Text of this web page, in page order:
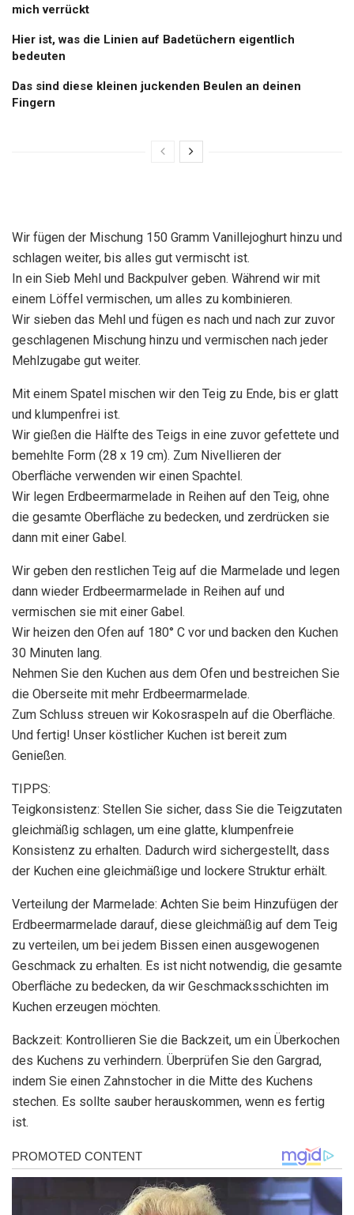
mich verrückt
Hier ist, was die Linien auf Badetüchern eigentlich
bedeuten
Das sind diese kleinen juckenden Beulen an deinen
Fingern
Wir fügen der Mischung 150 Gramm Vanillejoghurt hinzu und
schlagen weiter, bis alles gut vermischt ist.
In ein Sieb Mehl und Backpulver geben. Während wir mit
einem Löffel vermischen, um alles zu kombinieren.
Wir sieben das Mehl und fügen es nach und nach zur zuvor
geschlagenen Mischung hinzu und vermischen nach jeder
Mehlzugabe gut weiter.
Mit einem Spatel mischen wir den Teig zu Ende, bis er glatt
und klumpenfrei ist.
Wir gießen die Hälfte des Teigs in eine zuvor gefettete und
bemehlte Form (28 x 19 cm). Zum Nivellieren der
Oberfläche verwenden wir einen Spachtel.
Wir legen Erdbeermarmelade in Reihen auf den Teig, ohne
die gesamte Oberfläche zu bedecken, und zerdrücken sie
dann mit einer Gabel.
Wir geben den restlichen Teig auf die Marmelade und legen
dann wieder Erdbeermarmelade in Reihen auf und
vermischen sie mit einer Gabel.
Wir heizen den Ofen auf 180° C vor und backen den Kuchen
30 Minuten lang.
Nehmen Sie den Kuchen aus dem Ofen und bestreichen Sie
die Oberseite mit mehr Erdbeermarmelade.
Zum Schluss streuen wir Kokosraspeln auf die Oberfläche.
Und fertig! Unser köstlicher Kuchen ist bereit zum
Genießen.
TIPPS:
Teigkonsistenz: Stellen Sie sicher, dass Sie die Teigzutaten
gleichmäßig schlagen, um eine glatte, klumpenfreie
Konsistenz zu erhalten. Dadurch wird sichergestellt, dass
der Kuchen eine gleichmäßige und lockere Struktur erhält.
Verteilung der Marmelade: Achten Sie beim Hinzufügen der
Erdbeermarmelade darauf, diese gleichmäßig auf dem Teig
zu verteilen, um bei jedem Bissen einen ausgewogenen
Geschmack zu erhalten. Es ist nicht notwendig, die gesamte
Oberfläche zu bedecken, da wir Geschmacksschichten im
Kuchen erzeugen möchten.
Backzeit: Kontrollieren Sie die Backzeit, um ein Überkochen
des Kuchens zu verhindern. Überprüfen Sie den Gargrad,
indem Sie einen Zahnstocher in die Mitte des Kuchens
stechen. Es sollte sauber herauskommen, wenn es fertig
ist.